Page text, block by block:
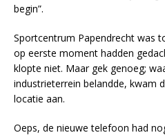
begin”.
Sportcentrum Papendrecht was
op eerste moment hadden
klopte niet. Maar gek genoeg;
industrieterrein belandde, kwam
locatie aan.
Oeps, de nieuwe telefoon had